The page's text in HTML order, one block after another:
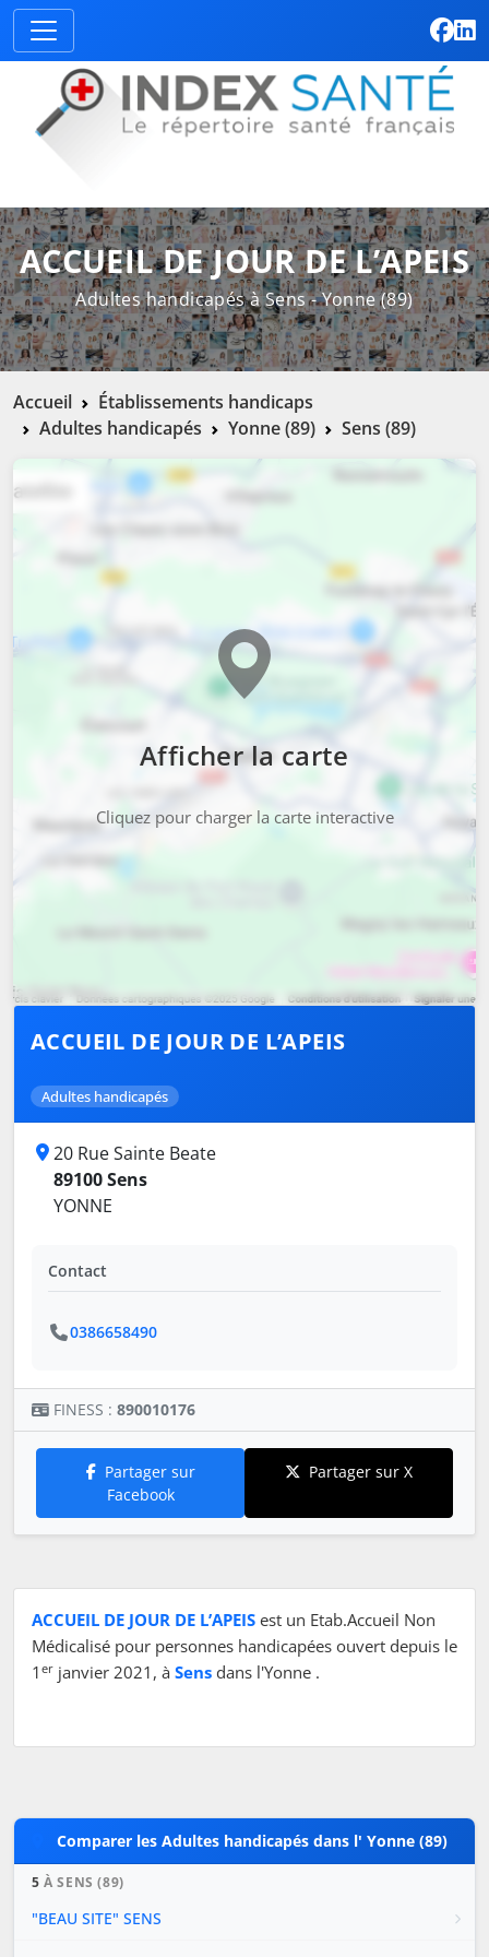
ACCUEIL DE JOUR DE L’APEIS
Adultes handicapés à Sens - Yonne (89)
Accueil
Établissements handicaps
Adultes handicapés
Yonne (89) Sens (89)
Afficher la carte
Cliquez pour charger la carte interactive
ACCUEIL DE JOUR DE L’APEIS
Adultes handicapés
20 Rue Sainte Beate
89100 Sens
YONNE
Contact
0386658490
FINESS : 890010176
Partager sur
Facebook
Partager sur X
ACCUEIL DE JOUR DE L’APEIS est un Etab.Accueil Non
Médicalisé pour personnes handicapées ouvert depuis le
1 er janvier 2021, à Sens dans l'Yonne .
Comparer les Adultes handicapés dans l' Yonne (89)
5 À SENS (89)
"BEAU SITE" SENS